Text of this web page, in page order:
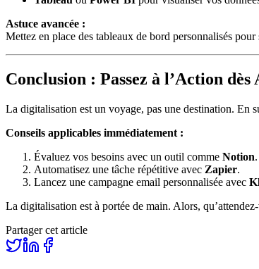
Astuce avancée :
Mettez en place des tableaux de bord personnalisés
Conclusion : Passez à l’Action
La digitalisation est un voyage, pas une destination. En
Conseils applicables immédiatement :
Évaluez vos besoins avec un outil comme Notion.
Automatisez une tâche répétitive avec Zapier.
Lancez une campagne email personnalisée avec
La digitalisation est à portée de main. Alors,
Partager cet article